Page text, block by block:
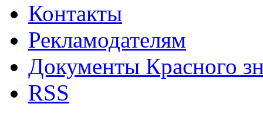
Контакты
Рекламодателям
Документы Красного
RSS